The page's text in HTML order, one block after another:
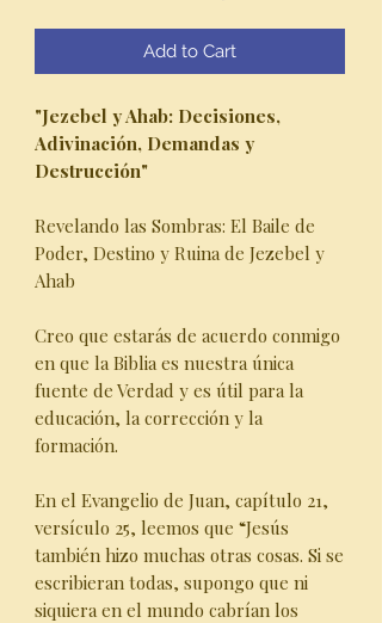
Add to Cart
"Jezebel y Ahab: Decisiones,
Adivinación, Demandas y
Destrucción"
Revelando las Sombras: El Baile de
Poder, Destino y Ruina de Jezebel y
Ahab
Creo que estarás de acuerdo conmigo
en que la Biblia es nuestra única
fuente de Verdad y es útil para la
educación, la corrección y la
formación.
En el Evangelio de Juan, capítulo 21,
versículo 25, leemos que “Jesús
también hizo muchas otras cosas. Si se
escribieran todas, supongo que ni
siquiera en el mundo cabrían los